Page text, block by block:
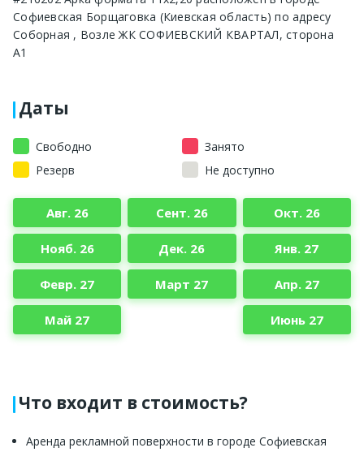
Софиевская Борщаговка (Киевская область) по адресу
Соборная , Возле ЖК СОФИЕВСКИЙ КВАРТАЛ, сторона
А1
Даты
Свободно
Занято
Резерв
Не доступно
Авг. 26 Сент. 26 Окт. 26
Нояб. 26 Дек. 26 Янв. 27
Февр. 27 Март 27 Апр. 27
Май 27 Июнь 27
Что входит в стоимость?
Аренда рекламной поверхности в городе Софиевская